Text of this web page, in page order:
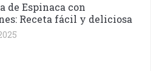
de Espinaca con
Receta fácil y deliciosa